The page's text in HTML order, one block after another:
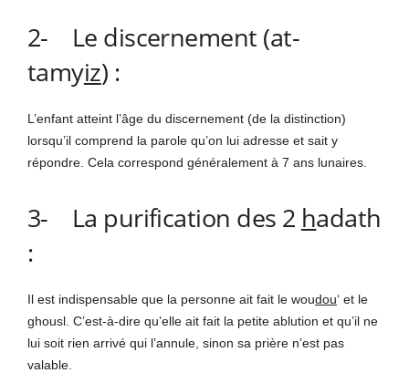
2- Le discernement (at-
tamyiz) :
L’enfant atteint l’âge du discernement (de la distinction)
lorsqu’il comprend la parole qu’on lui adresse et sait y
répondre. Cela correspond généralement à 7 ans lunaires.
3- La purification des 2 hadath
:
Il est indispensable que la personne ait fait le woudou‘ et le
ghousl. C’est-à-dire qu’elle ait fait la petite ablution et qu’il ne
lui soit rien arrivé qui l’annule, sinon sa prière n’est pas
valable.